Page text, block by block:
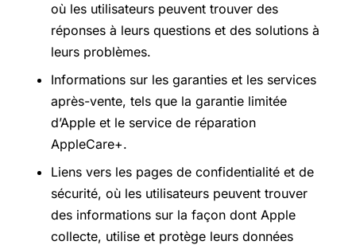
où les utilisateurs peuvent trouver des
réponses à leurs questions et des solutions à
leurs problèmes.
Informations sur les garanties et les services
après-vente, tels que la garantie limitée
d’Apple et le service de réparation
AppleCare+.
Liens vers les pages de confidentialité et de
sécurité, où les utilisateurs peuvent trouver
des informations sur la façon dont Apple
collecte, utilise et protège leurs données